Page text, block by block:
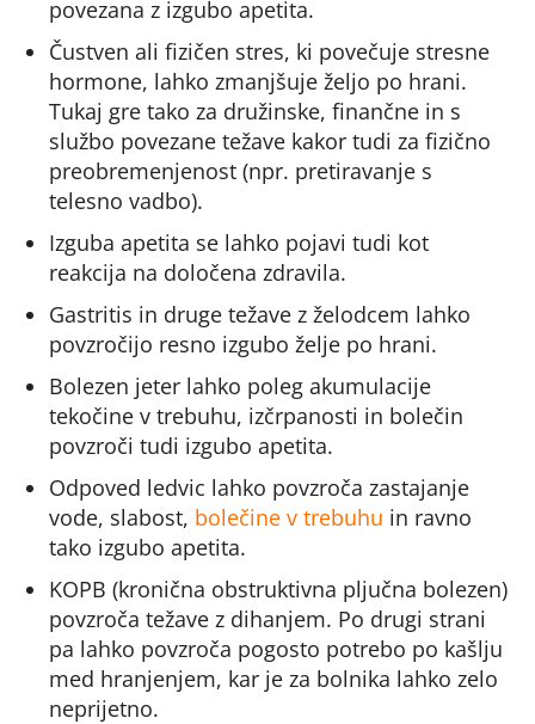
povezana z izgubo apetita.
Čustven ali fizičen stres, ki povečuje stresne
hormone, lahko zmanjšuje željo po hrani.
Tukaj gre tako za družinske, finančne in s
službo povezane težave kakor tudi za fizično
preobremenjenost (npr. pretiravanje s
telesno vadbo).
Izguba apetita se lahko pojavi tudi kot
reakcija na določena zdravila.
Gastritis in druge težave z želodcem lahko
povzročijo resno izgubo želje po hrani.
Bolezen jeter lahko poleg akumulacije
tekočine v trebuhu, izčrpanosti in bolečin
povzroči tudi izgubo apetita.
Odpoved ledvic lahko povzroča zastajanje
vode, slabost, bolečine v trebuhu in ravno
tako izgubo apetita.
KOPB (kronična obstruktivna pljučna bolezen)
povzroča težave z dihanjem. Po drugi strani
pa lahko povzroča pogosto potrebo po kašlju
med hranjenjem, kar je za bolnika lahko zelo
neprijetno.